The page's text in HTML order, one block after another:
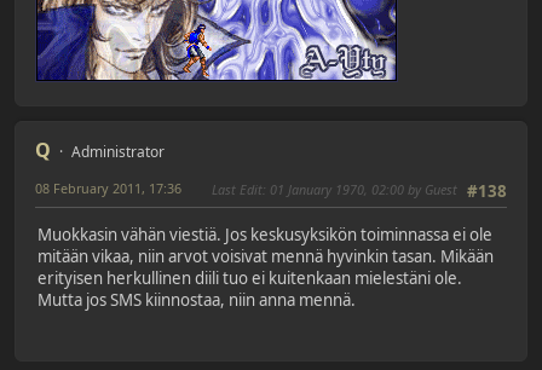
Q Administrator
#138
08 February 2011, 17:36 Last Edit: 01 January 1970, 02:00 by Guest
Muokkasin vähän viestiä. Jos keskusyksikön toiminnassa ei ole
mitään vikaa, niin arvot voisivat mennä hyvinkin tasan. Mikään
erityisen herkullinen diili tuo ei kuitenkaan mielestäni ole.
Mutta jos SMS kiinnostaa, niin anna mennä.